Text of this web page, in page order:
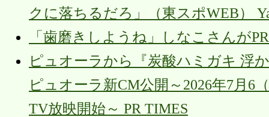
クに落ちるだろ」（東スポWEB）
「歯磨きしようね」しなこさんが
ピュオーラから『炭酸ハミガキ 浮
ピュオーラ新CM公開～2026年7月6
TV放映開始～ PR TIMES